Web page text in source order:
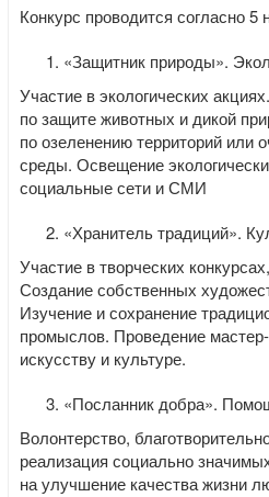
Конкурс проводится согласно 5
«Защитник природы».
Участие в экологических
по защите животных и дикой
по озеленению территорий или
среды. Освещение
социальные сети и СМИ
«Хранитель традиций».
Участие в творческих
Создание собственных
Изучение и сохранение
промыслов. Проведение
искусству и культуре.
«Посланник добра».
Волонтерство,
реализация социально
на улучшение качества жизни